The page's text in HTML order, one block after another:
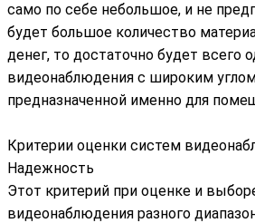
само по себе небольшое, и не
будет большое количество
денег, то достаточно будет всего
видеонаблюдения с широким
предназначенной именно для
Критерии оценки систем
Надежность
Этот критерий при оценке и
видеонаблюдения разного